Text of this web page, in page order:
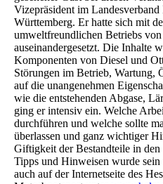
Vizepräsident im
Württemberg. Er hatte sich mit
umweltfreundlichen Betriebs
auseinandergesetzt. Die Inhalte
Komponenten von Diesel und
Störungen im Betrieb, Wartung,
auf die unangenehmen
wie die entstehenden Abgase,
ging er intensiv ein. Welche
durchführen und welche sollte
überlassen und ganz wichtiger
Giftigkeit der Bestandteile in
Tipps und Hinweisen wurde
auch auf der Internetseite des